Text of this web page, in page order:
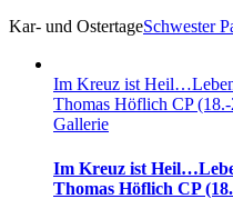
Kar- und OstertageSchwester
Im Kreuz ist
Thomas Höflich CP
Gallerie
Im Kreuz ist
Thomas Höflich CP